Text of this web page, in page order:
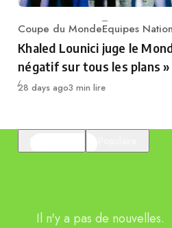
Category
Coupe du MondeEquipes
Khaled Lounici juge le
négatif sur tous les plans »
Publié
28 days ago3 min lire
Il n'y a pas de nouvelles.